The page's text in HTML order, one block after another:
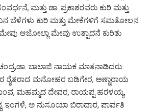
ಮತ್ತು ಡಾ. ಪ್ರಕಾಶರವರು ಕುರಿ ಮತ್ತು
ಬೆಳೆಗಳು ಕುರಿ ಮತ್ತು ಮೇಕೆಗಳಿಗೆ ಸಮತೋಲನ
ಆಜೋಲ್ಲಾ ಮೇವು ಉತ್ಪಾದನೆ ಕುರಿತು
ಬಾಲಾಜಿ ನಾಯಕ ಮಾತನಾಡಿದರು.
ರೈತರಾದ ಮನೋಹರ ಬಡಿಗೇರ, ಅಣ್ಣಾರಾಯ
ಮಹಮ್ಮದ ದೇವರ, ರಾಯಪ್ಪ ಹರಳಯ್ಯ,
ಇಂಗಳೆ, ಅ ನುಸೂಯಾ ಬಿರಾದಾರ, ಪಾರ್ವತಿ